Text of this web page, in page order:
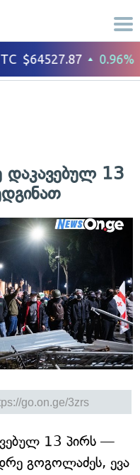
დაკავებულ 13
13 პირს —
გოგოლაძეს, ევა